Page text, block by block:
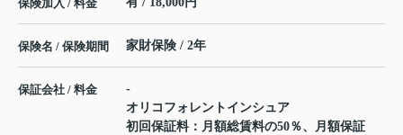
保険加入 / 料金
保険名 / 保険期間 家財保険 / 2年
保証会社 / 料金
-
オリコフォレントインシュア
初回保証料：月額総賃料の50％、月額保証